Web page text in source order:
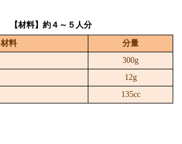
【材料】約４～５人分
材料
分量
300g
12g
135cc